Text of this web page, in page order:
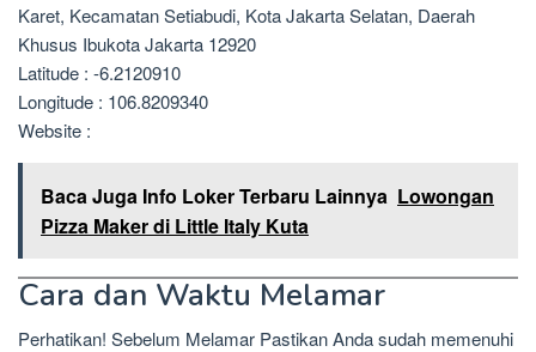
Karet, Kecamatan Setiabudi, Kota Jakarta Selatan, Daerah
Khusus Ibukota Jakarta 12920
Latitude : -6.2120910
Longitude : 106.8209340
Website :
Baca Juga Info Loker Terbaru Lainnya Lowongan
Pizza Maker di Little Italy Kuta
Cara dan Waktu Melamar
Perhatikan! Sebelum Melamar Pastikan Anda sudah memenuhi